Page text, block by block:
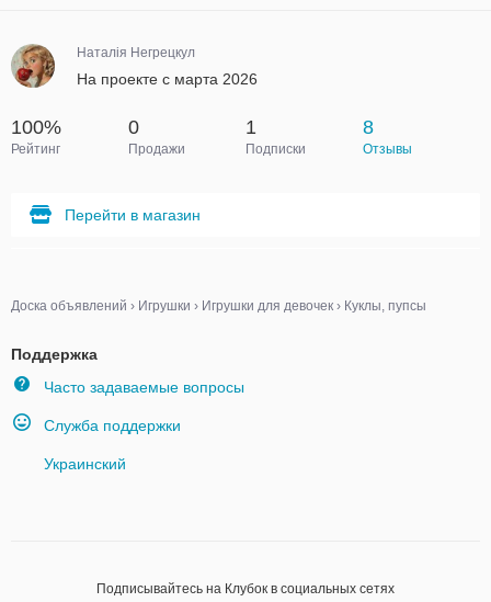
Наталія Негрецкул
На проекте с марта 2026
100%
Рейтинг
0
Продажи
1
Подписки
8
Отзывы
Перейти в магазин
Доска объявлений › Игрушки › Игрушки для девочек › Куклы, пупсы
Поддержка
Часто задаваемые вопросы
Служба поддержки
Украинский
Подписывайтесь на Клубок в социальных сетях